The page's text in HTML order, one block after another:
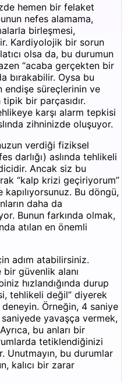
hemen bir felaket
nefes alamama,
birleşmesi,
Kardiyolojik bir sorun
olsa da, bu durumun
“acaba gerçekten bir
bırakabilir. Oysa bu
endişe süreçlerinin ve
bir parçasıdır.
karşı alarm tepkisi
zihninizde oluşuyor.
verdiği fiziksel
darlığı) aslında tehlikeli
Ancak siz bu
“kalp krizi geçiriyorum”
Bu döngü,
daha da
Bunun farkında olmak,
atılan en önemli
adım atabilirsiniz.
bir güvenlik alanı
hızlandığında durup
tehlikeli değil” diyerek
Örneğin, 4 saniye
yavaşça vermek,
bu anları bir
tetiklendiğinizi
Unutmayın, bu durumlar
kalıcı bir zarar